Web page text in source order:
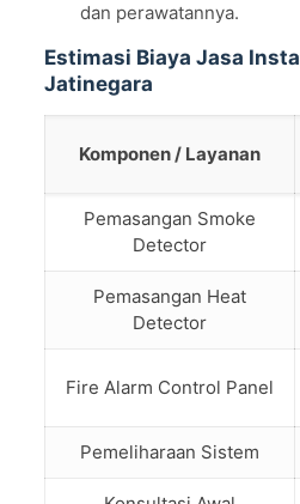
dan perawatannya.
Estimasi Biaya Jasa
Jatinegara
Komponen / Layanan
Pemasangan Smoke
Detector
Pemasangan Heat
Detector
Fire Alarm Control Panel
Pemeliharaan Sistem